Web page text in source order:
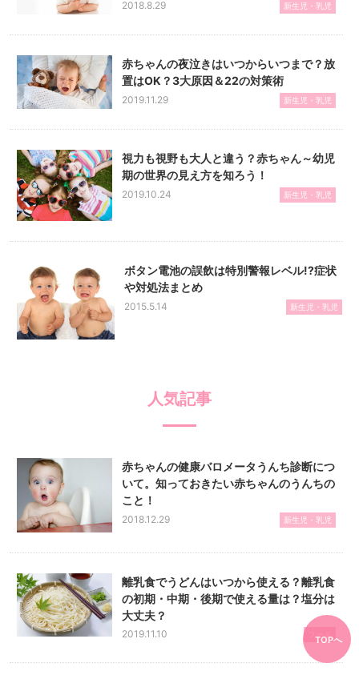
2018.8.29 新生児・乳児
赤ちゃんの夜泣きはいつからいつまで？放
置はOK？3大原因＆22の対策術
2019.11.29 新生児・乳児
視力も視野も大人と違う？赤ちゃん～幼児
期の世界の見え方を知ろう！
2019.10.24 新生児・乳児
ボタン電池の誤飲は特別警報レベル!?症状
や対処法まとめ
2015.5.14 新生児・乳児
人気記事
赤ちゃんの健康バロメータうんち診断につ
いて。知っておきたい赤ちゃんのうんちの
こと！
2018.12.29 新生児・乳児
離乳食でうどんはいつから使える？離乳食
の初期・中期・後期で使える量は？塩分は
大丈夫？
2019.11.10 TOPへ